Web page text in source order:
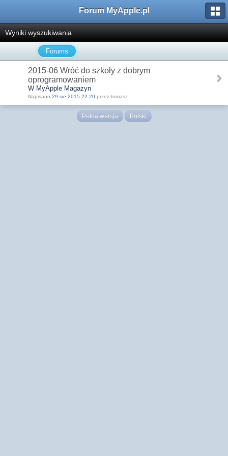
Forum MyApple.pl
Wyniki wyszukiwania
Forums
2015-06 Wróć do szkoły z dobrym
oprogramowaniem
W MyApple Magazyn
Napisano 29 sie 2015 22:20 przez tomasz
Pełna wersja Polski